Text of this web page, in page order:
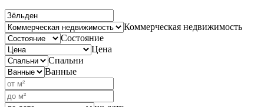
Коммерческая недвижимость
Состояние
Цена
Спальни
Ванные